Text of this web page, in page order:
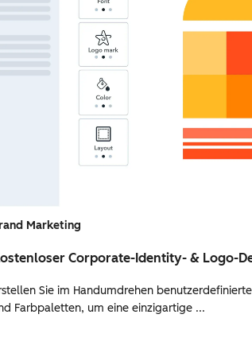
Marketing
Corporate-Identity- & Logo-
Sie im Handumdrehen
Farbpaletten, um eine einzigartige ...